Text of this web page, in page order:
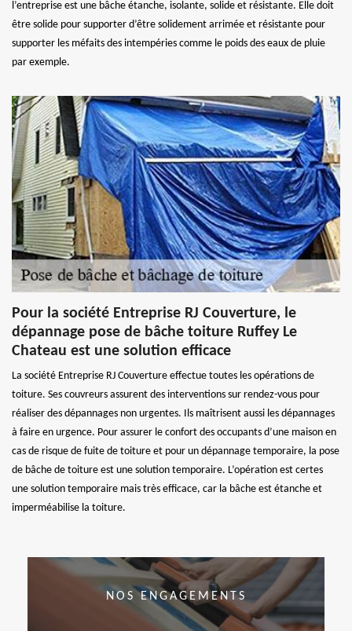
l’entreprise est une bâche étanche, isolante, solide et résistante. Elle doit
être solide pour supporter d’être solidement arrimée et résistante pour
supporter les méfaits des intempéries comme le poids des eaux de pluie
par exemple.
Pour la société Entreprise RJ Couverture, le
dépannage pose de bâche toiture Ruffey Le
Chateau est une solution efficace
La société Entreprise RJ Couverture effectue toutes les opérations de
toiture. Ses couvreurs assurent des interventions sur rendez-vous pour
réaliser des dépannages non urgentes. Ils maîtrisent aussi les dépannages
à faire en urgence. Pour assurer le confort des occupants d’une maison en
cas de risque de fuite de toiture et pour un dépannage temporaire, la pose
de bâche de toiture est une solution temporaire. L’opération est certes
une solution temporaire mais très efficace, car la bâche est étanche et
imperméabilise la toiture.
NOS ENGAGEMENTS